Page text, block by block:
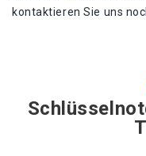
kontaktieren Sie uns